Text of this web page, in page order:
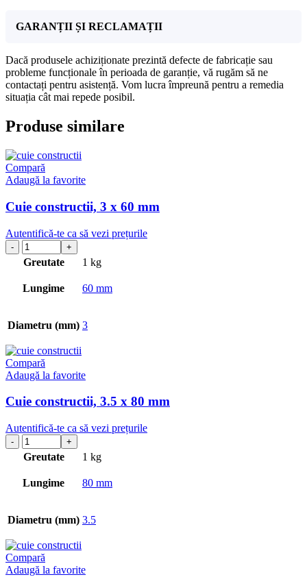
GARANȚII ȘI RECLAMAȚII
Dacă produsele achiziționate prezintă defecte de fabricație sau
probleme funcționale în perioada de garanție, vă rugăm să ne
contactați pentru asistență. Vom lucra împreună pentru a remedia
situația cât mai repede posibil.
Produse similare
Compară
Adaugă la favorite
Cuie constructii, 3 x 60 mm
Autentifică-te ca să vezi prețurile
Greutate 1 kg
Lungime 60 mm
Diametru (mm) 3
Compară
Adaugă la favorite
Cuie constructii, 3.5 x 80 mm
Autentifică-te ca să vezi prețurile
Greutate 1 kg
Lungime 80 mm
Diametru (mm) 3.5
Compară
Adaugă la favorite